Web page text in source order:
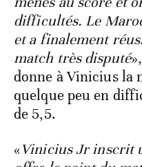
difficultés. Le
et a finalement
match très disputé
donne à Vinicius la
quelque peu en
de 5,5.
«Vinicius Jr inscrit